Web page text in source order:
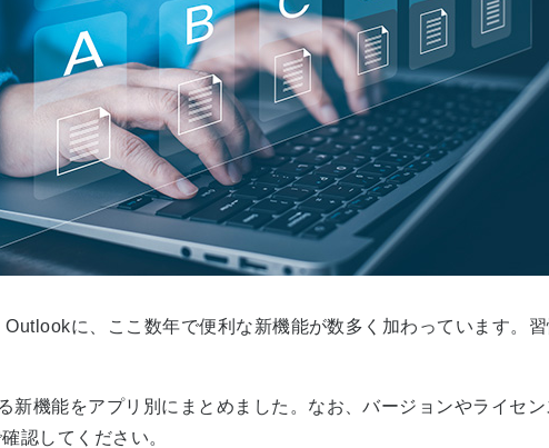
に、ここ数年で便利な新機能が数多く加わっています。
機能をアプリ別にまとめました。なお、バージョンやライセ
認してください。